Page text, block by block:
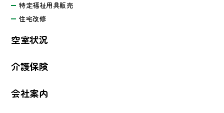
特定福祉用具販売
住宅改修
空室状況
介護保険
会社案内